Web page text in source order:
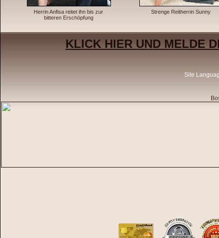
Herrin Anfisa reitet ihn bis zur
bitteren Erschöpfung
Strenge Reitherrin Sunny
KLICK HIER UND MELDE
Site